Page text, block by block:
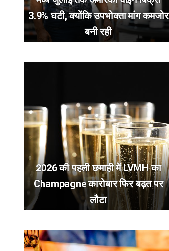
3.9% घटी, क्योंकि उपभोक्ता मांग कमजोर
बनी रही
2026 की पहली छमाही में LVMH का
Champagne कारोबार फिर बढ़त पर
लौटा